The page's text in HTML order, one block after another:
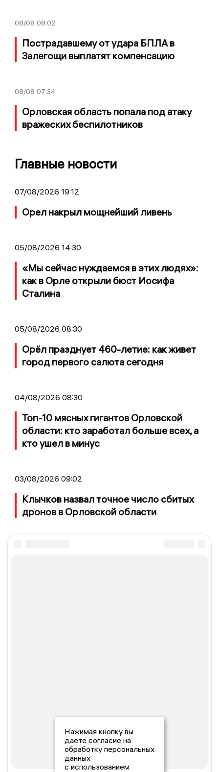
08/08 08:02
Пострадавшему от удара БПЛА в
Залегощи выплатят компенсацию
08/08 07:34
Орловская область попала под атаку
вражеских беспилотников
Главные новости
07/08/2026 19:12
Орел накрыл мощнейший ливень
05/08/2026 14:30
«Мы сейчас нуждаемся в этих людях»:
как в Орле открыли бюст Иосифа
Сталина
05/08/2026 08:30
Орёл празднует 460-летие: как живет
город первого салюта сегодня
04/08/2026 08:30
Топ-10 мясных гигантов Орловской
области: кто заработал больше всех, а
кто ушел в минус
03/08/2026 09:02
Клычков назвал точное число сбитых
дронов в Орловской области
Нажимая кнопку вы
даете согласие на
обработку персональных
данных
с использованием